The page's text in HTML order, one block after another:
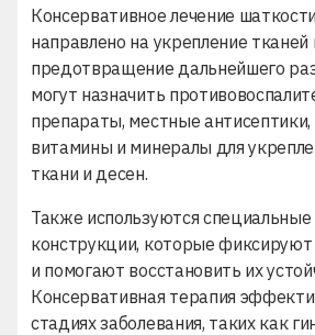
Консервативное лечение
направлено на укрепление тканей
предотвращение дальнейшего
могут назначить
препараты, местные
витамины и минералы для
ткани и десен.
Также используются
конструкции, которые
и помогают восстановить их
Консервативная терапия
стадиях заболевания, таких как